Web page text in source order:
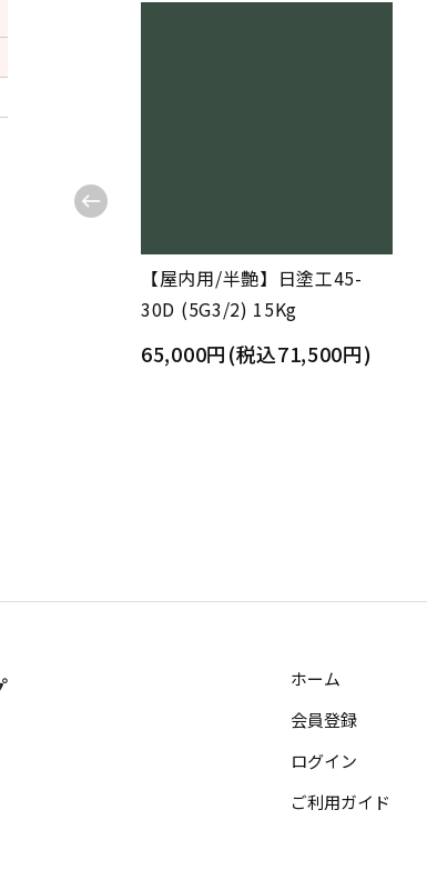
【屋内用/半艶】日塗工45-
30D (5G3/2) 15Kg
65,000円(税込71,500円)
ホーム
会員登録
ログイン
ご利用ガイド